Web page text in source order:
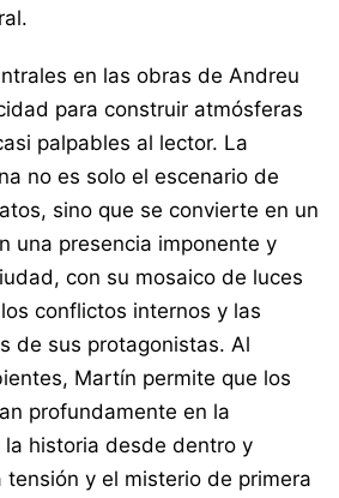
en las obras de Andreu
para construir atmósferas
palpables al lector. La
no es solo el escenario de
sino que se convierte en un
una presencia imponente y
con su mosaico de luces
conflictos internos y las
de sus protagonistas. Al
Martín permite que los
profundamente en la
historia desde dentro y
y el misterio de primera